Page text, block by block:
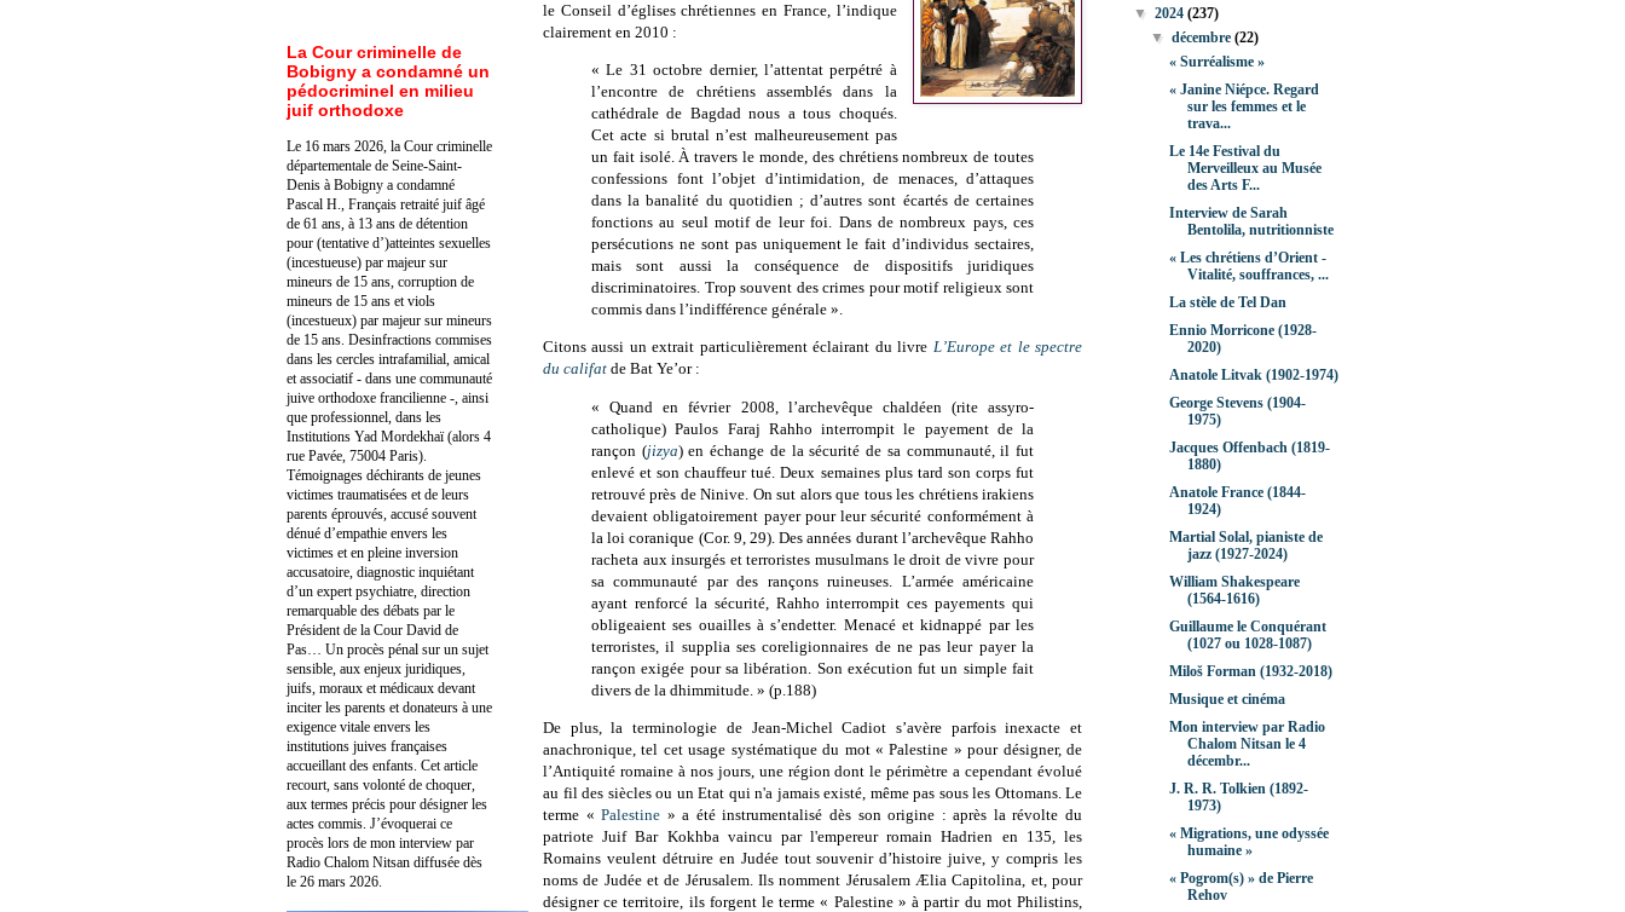
le Conseil d’églises chrétiennes en France, l’indique
clairement en 2010 :
« Le 31 octobre dernier, l’attentat perpétré à
l’encontre de chrétiens assemblés dans la
cathédrale de Bagdad nous a tous choqués.
Cet acte si brutal n’est malheureusement pas
un fait isolé. À travers le monde, des chrétiens nombreux de toutes
confessions font l’objet d’intimidation, de menaces, d’attaques
dans la banalité du quotidien ; d’autres sont écartés de certaines
fonctions au seul motif de leur foi. Dans de nombreux pays, ces
persécutions ne sont pas uniquement le fait d’individus sectaires,
mais sont aussi la conséquence de dispositifs juridiques
discriminatoires. Trop souvent des crimes pour motif religieux sont
commis dans l’indifférence générale ».
Citons aussi un extrait particulièrement éclairant du livre L’Europe et le spectre
du califat de Bat Ye’or :
« Quand en février 2008, l’archevêque chaldéen (rite assyro-
catholique) Paulos Faraj Rahho interrompit le payement de la
rançon (jizya) en échange de la sécurité de sa communauté, il fut
enlevé et son chauffeur tué. Deux semaines plus tard son corps fut
retrouvé près de Ninive. On sut alors que tous les chrétiens irakiens
devaient obligatoirement payer pour leur sécurité conformément à
la loi coranique (Cor. 9, 29). Des années durant l’archevêque Rahho
racheta aux insurgés et terroristes musulmans le droit de vivre pour
sa communauté par des rançons ruineuses. L’armée américaine
ayant renforcé la sécurité, Rahho interrompit ces payements qui
obligeaient ses ouailles à s’endetter. Menacé et kidnappé par les
terroristes, il supplia ses coreligionnaires de ne pas leur payer la
rançon exigée pour sa libération. Son exécution fut un simple fait
divers de la dhimmitude. » (p.188)
De plus, la terminologie de Jean-Michel Cadiot s’avère parfois inexacte et
anachronique, tel cet usage systématique du mot « Palestine » pour désigner, de
l’Antiquité romaine à nos jours, une région dont le périmètre a cependant évolué
au fil des siècles ou un Etat qui n'a jamais existé, même pas sous les Ottomans. Le
terme «Palestine » a été instrumentalisé dès son origine : après la révolte du
patriote Juif Bar Kokhba vaincu par l'empereur romain Hadrien en 135, les
Romains veulent détruire en Judée tout souvenir d’histoire juive, y compris les
noms de Judée et de Jérusalem. Ils nomment Jérusalem Ælia Capitolina, et, pour
désigner ce territoire, ils forgent le terme « Palestine » à partir du mot Philistins,
La Cour criminelle de
Bobigny a condamné un
pédocriminel en milieu
juif orthodoxe
Le 16 mars 2026, la Cour criminelle
départementale de Seine-Saint-
Denis à Bobigny a condamné
Pascal H., Français retraité juif âgé
de 61 ans, à 13 ans de détention
pour (tentative d’)atteintes sexuelles
(incestueuse) par majeur sur
mineurs de 15 ans, corruption de
mineurs de 15 ans et viols
(incestueux) par majeur sur mineurs
de 15 ans. Desinfractions commises
dans les cercles intrafamilial, amical
et associatif - dans une communauté
juive orthodoxe francilienne -, ainsi
que professionnel, dans les
Institutions Yad Mordekhaï (alors 4
rue Pavée, 75004 Paris).
Témoignages déchirants de jeunes
victimes traumatisées et de leurs
parents éprouvés, accusé souvent
dénué d’empathie envers les
victimes et en pleine inversion
accusatoire, diagnostic inquiétant
d’un expert psychiatre, direction
remarquable des débats par le
Président de la Cour David de
Pas… Un procès pénal sur un sujet
sensible, aux enjeux juridiques,
juifs, moraux et médicaux devant
inciter les parents et donateurs à une
exigence vitale envers les
institutions juives françaises
accueillant des enfants. Cet article
recourt, sans volonté de choquer,
aux termes précis pour désigner les
actes commis. J’évoquerai ce
procès lors de mon interview par
Radio Chalom Nitsan diffusée dès
le 26 mars 2026.
▼ 2024 (237)
▼décembre(22)
« Surréalisme »
« Janine Niépce. Regard
sur les femmes et le
trava...
Le 14e Festival du
Merveilleux au Musée
des Arts F...
Interview de Sarah
Bentolila, nutritionniste
« Les chrétiens d’Orient -
Vitalité, souffrances, ...
La stèle de Tel Dan
Ennio Morricone (1928-
2020)
Anatole Litvak (1902-1974)
George Stevens (1904-
1975)
Jacques Offenbach (1819-
1880)
Anatole France (1844-
1924)
Martial Solal, pianiste de
jazz (1927-2024)
William Shakespeare
(1564-1616)
Guillaume le Conquérant
(1027 ou 1028-1087)
Miloš Forman (1932-2018)
Musique et cinéma
Mon interview par Radio
Chalom Nitsan le 4
décembr...
J. R. R. Tolkien (1892-
1973)
« Migrations, une odyssée
humaine »
« Pogrom(s) » de Pierre
Rehov